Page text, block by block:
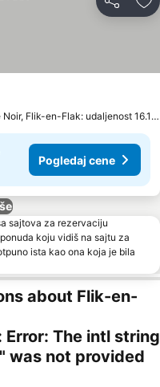
Deli
Grand Rivière Noir, Flik-en-Flak: udaljenost 16.1 km
Pogledaj cene
sajtova za rezervaciju
koju vidiš na sajtu za
ista kao ona koja je bila
about Flik-en-
The intl string
was not provided